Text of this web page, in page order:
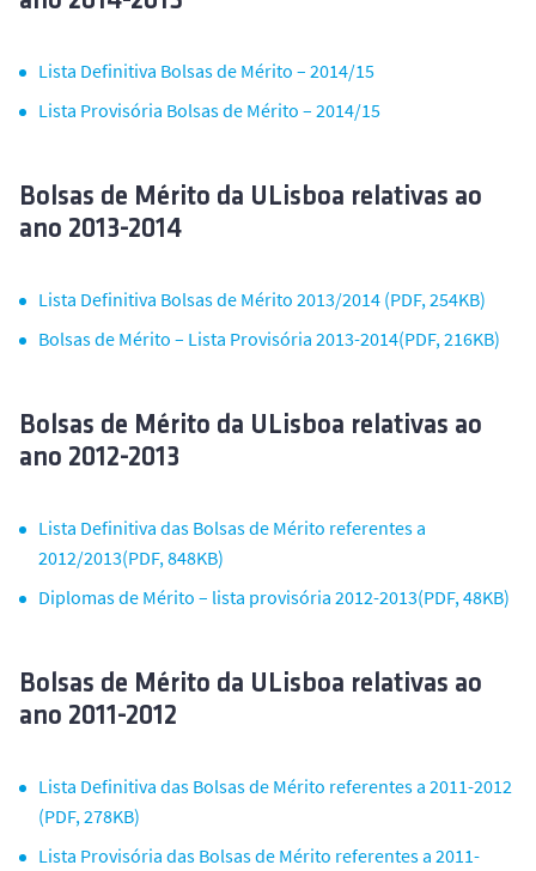
Lista Definitiva Bolsas de Mérito – 2014/15
Lista Provisória Bolsas de Mérito – 2014/15
Bolsas de Mérito da ULisboa relativas ao
ano 2013-2014
Lista Definitiva Bolsas de Mérito 2013/2014 (PDF, 254KB)
Bolsas de Mérito – Lista Provisória 2013-2014(PDF, 216KB)
Bolsas de Mérito da ULisboa relativas ao
ano 2012-2013
Lista Definitiva das Bolsas de Mérito referentes a
2012/2013(PDF, 848KB)
Diplomas de Mérito – lista provisória 2012-2013(PDF, 48KB)
Bolsas de Mérito da ULisboa relativas ao
ano 2011-2012
Lista Definitiva das Bolsas de Mérito referentes a 2011-2012
(PDF, 278KB)
Lista Provisória das Bolsas de Mérito referentes a 2011-